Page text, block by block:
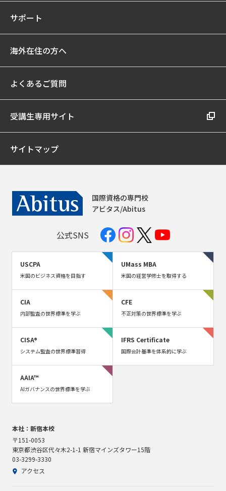
サポート
海外在住の方へ
よくあるご質問
受講生専用サイト
サイトマップ
国際資格の専門校
アビタス/Abitus
公式SNS
USCPA
米国のビジネス資格を目指す
UMass MBA
米国の経営学修士を取得する
CIA
内部監査の世界標準を学ぶ
CFE
不正対策の世界標準を学ぶ
CISA®
システム監査の世界標準習得
IFRS Certificate
国際会計基準を体系的に学ぶ
AAIA™
AIガバナンスの世界標準を学ぶ
本社：新宿本校
〒151-0053
東京都渋谷区代々木2-1-1 新宿マインズタワー15階
03-3299-3330
アクセス